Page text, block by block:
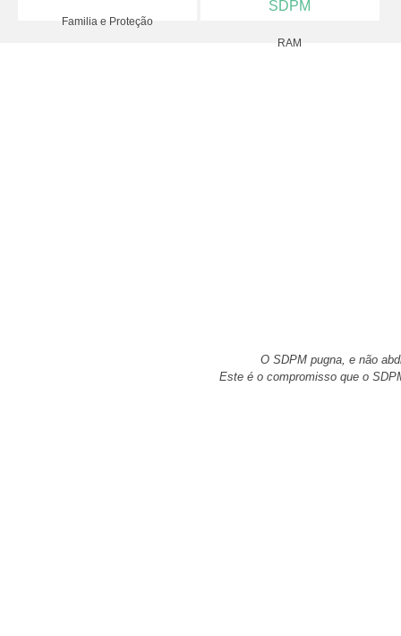
Familia e Proteção
RAM
O SDPM pugna, e não
Este é o compromisso que o